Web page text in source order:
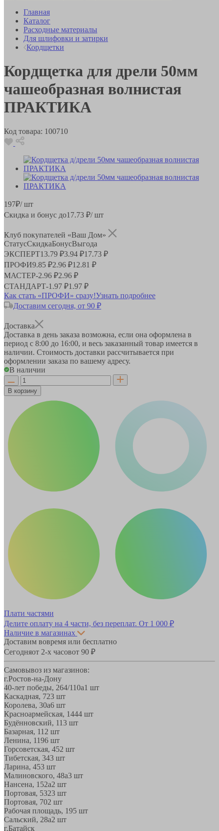
Главная
Каталог
Расходные материалы
Для шлифовки и затирки
Кордщетки
Кордщетка для дрели 50мм
чашеобразная волнистая
ПРАКТИКА
Код товара: 100710
197₽/ шт
Скидка и бонус до17.73 ₽/ шт
Клуб покупателей «Ваш Дом»
СтатусСкидкаБонусВыгода
ЭКСПЕРТ13.79 ₽3.94 ₽17.73 ₽
ПРОФИ9.85 ₽2.96 ₽12.81 ₽
МАСТЕР-2.96 ₽2.96 ₽
СТАНДАРТ-1.97 ₽1.97 ₽
Как стать «ПРОФИ» сразу!Узнать подробнее
Доставим сегодня, от 90 ₽
Доставка
Доставка в день заказа возможна, если она оформлена в
период с 8:00 до 16:00, и весь заказанный товар имеется в
наличии. Стоимость доставки рассчитывается при
оформлении заказа по вашему адресу.
В наличии
В корзину
Плати частями
Делите оплату на 4 части, без переплат. От 1 000 ₽
Наличие в магазинах
Доставим вовремя или бесплатно
Сегодняот 2-х часовот 90 ₽
Самовывоз из магазинов:
г.Ростов-на-Дону
40-лет победы, 264/110а1 шт
Каскадная, 723 шт
Королева, 30а6 шт
Красноармейская, 1444 шт
Будённовский, 113 шт
Базарная, 11 2 шт
Ленина, 1196 шт
Горсоветская, 452 шт
Тибетская, 343 шт
Ларина, 453 шт
Малиновского, 48а3 шт
Нансена, 152а2 шт
Портовая, 5323 шт
Портовая, 702 шт
Рабочая площадь, 195 шт
Сальский, 28a2 шт
г.Батайск